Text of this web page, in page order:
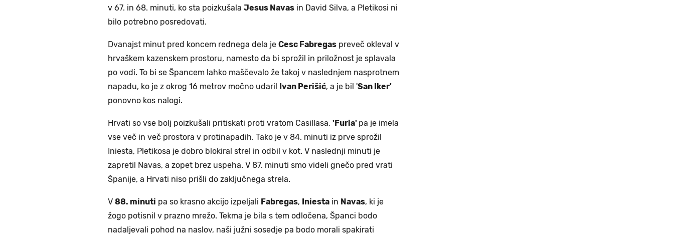
v 67. in 68. minuti, ko sta poizkušala Jesus Navas in David Silva, a Pletikosi ni
bilo potrebno posredovati.
Dvanajst minut pred koncem rednega dela je Cesc Fabregas preveč okleval v
hrvaškem kazenskem prostoru, namesto da bi sprožil in priložnost je splavala
po vodi. To bi se Špancem lahko maščevalo že takoj v naslednjem nasprotnem
napadu, ko je z okrog 16 metrov močno udaril Ivan Perišić, a je bil 'San Iker'
ponovno kos nalogi.
Hrvati so vse bolj poizkušali pritiskati proti vratom Casillasa, 'Furia' pa je imela
vse več in več prostora v protinapadih. Tako je v 84. minuti iz prve sprožil
Iniesta, Pletikosa je dobro blokiral strel in odbil v kot. V naslednji minuti je
zapretil Navas, a zopet brez uspeha. V 87. minuti smo videli gnečo pred vrati
Španije, a Hrvati niso prišli do zaključnega strela.
V 88. minuti pa so krasno akcijo izpeljali Fabregas, Iniesta in Navas, ki je
žogo potisnil v prazno mrežo. Tekma je bila s tem odločena, Španci bodo
nadaljevali pohod na naslov, naši južni sosedje pa bodo morali spakirati